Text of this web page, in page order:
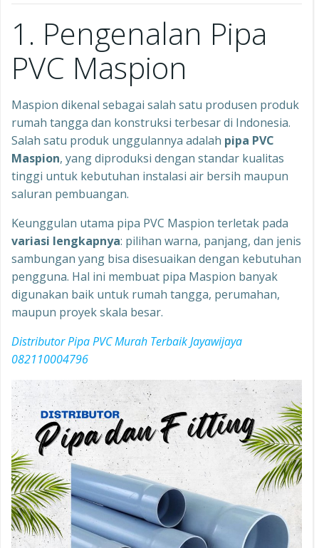
1. Pengenalan Pipa
PVC Maspion
Maspion dikenal sebagai salah satu produsen produk
rumah tangga dan konstruksi terbesar di Indonesia.
Salah satu produk unggulannya adalah pipa PVC
Maspion, yang diproduksi dengan standar kualitas
tinggi untuk kebutuhan instalasi air bersih maupun
saluran pembuangan.
Keunggulan utama pipa PVC Maspion terletak pada
variasi lengkapnya: pilihan warna, panjang, dan jenis
sambungan yang bisa disesuaikan dengan kebutuhan
pengguna. Hal ini membuat pipa Maspion banyak
digunakan baik untuk rumah tangga, perumahan,
maupun proyek skala besar.
Distributor Pipa PVC Murah Terbaik Jayawijaya
082110004796